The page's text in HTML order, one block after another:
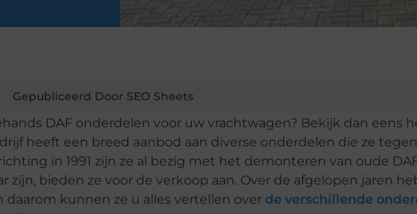
Gepubliceerd Door SEO Sheets
DAF onderdelen voor uw vrachtwagen? Bekijk dan eens
heeft een breed aanbod aan diverse onderdelen die ze
in 1991 zijn ze al bezig met het demonteren van oude
bieden ze voor de verkoop aan. Over de afgelopen jaren
kunnen ze u alles vertellen over de verschillende